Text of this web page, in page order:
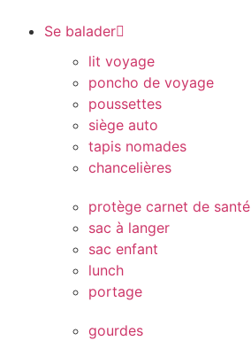
Se balader
lit voyage
poncho de voyage
poussettes
siège auto
tapis nomades
chancelières
protège carnet de santé
sac à langer
sac enfant
lunch
portage
gourdes